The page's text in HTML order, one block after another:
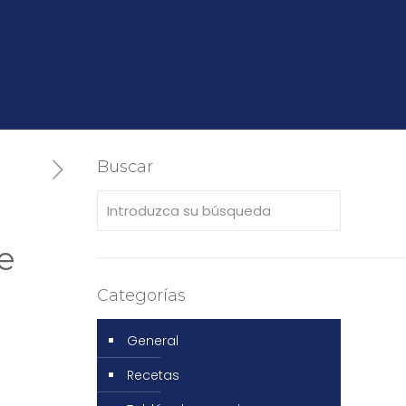
Buscar
Categorías
General
Recetas